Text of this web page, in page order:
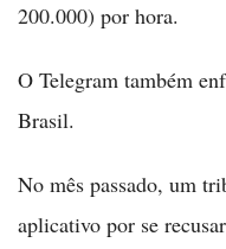
200.000) por hora.
O Telegram também
Brasil.
No mês passado, um
aplicativo por se